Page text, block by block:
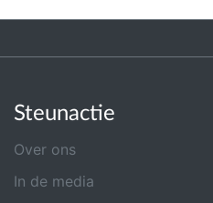
Steunactie
Over ons
In de media